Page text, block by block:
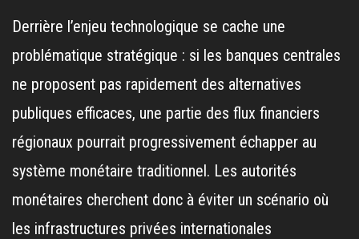
Derrière l’enjeu technologique se cache une
problématique stratégique : si les banques centrales
ne proposent pas rapidement des alternatives
publiques efficaces, une partie des flux financiers
régionaux pourrait progressivement échapper au
système monétaire traditionnel. Les autorités
monétaires cherchent donc à éviter un scénario où
les infrastructures privées internationales